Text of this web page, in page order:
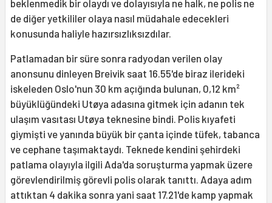
beklenmedik bir olaydı ve dolayısıyla ne halk, ne polis ne
de diğer yetkililer olaya nasıl müdahale edecekleri
konusunda haliyle hazırsızlıksızdılar.
Patlamadan bir süre sonra radyodan verilen olay
anonsunu dinleyen Breivik saat 16.55'de biraz ilerideki
iskeleden Oslo'nun 30 km açığında bulunan, 0,12 km²
büyüklüğündeki Utøya adasına gitmek için adanın tek
ulaşım vasıtası Utøya teknesine bindi. Polis kıyafeti
giymişti ve yanında büyük bir çanta içinde tüfek, tabanca
ve cephane taşımaktaydı. Teknede kendini şehirdeki
patlama olayıyla ilgili Ada'da soruşturma yapmak üzere
görevlendirilmiş görevli polis olarak tanıttı. Adaya adım
attıktan 4 dakika sonra yani saat 17.21'de kamp yapmak